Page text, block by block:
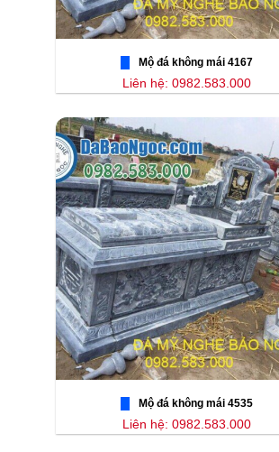
Mộ đá không mái 4167
Liên hệ: 0982.583.000
Mộ đá không mái 4535
Liên hệ: 0982.583.000